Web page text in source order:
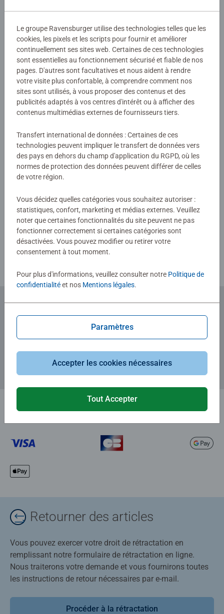
pour les enfants de 0 à 3 ans, nous proposons des
produits adaptés à la petite enfance combinée à
l’expérience de Ravensburger.
Développés avec l'exigence de qualité de Ravensburger,
nos livres et jouets plaisent aux enfants tout en leur
permettant d'apprendre et de découvrir en s'amusant.
Notre approche du jeu nous a amené à définir une gamme
qui répond également aux besoins des parents, et chaque
Détails
Numéro d'article:
13099062
EAN:
9783380990628
ISBN:
978-3-380-99062-8
Avertissements et informations du fabricant
soumise
0/0
Rédiger une évaluation
Consignes d'évaluation
Abonnez-vous à notre newsletter
et recevez un bon d'achat de 5€.
Retourner des articles
Vous pouvez exercer votre droit de rétractation en
remplissant notre formulaire de rétractation en ligne.
Nous traiterons votre demande et vous fournirons toutes
les instructions de retour nécessaires par e-mail.
Procéder à la rétractation
Le groupe Ravensburger utilise des technologies telles que les
cookies, les pixels et les scripts pour fournir et améliorer
continuellement ses sites web. Certaines de ces technologies
sont essentielles au fonctionnement sécurisé et fiable de nos
pages. D'autres sont facultatives et nous aident à rendre
votre visite plus confortable, à comprendre comment nos
sites sont utilisés, à vous proposer des contenus et des
publicités adaptés à vos centres d'intérêt ou à afficher des
contenus multimédias externes de fournisseurs tiers.
Transfert international de données : Certaines de ces
technologies peuvent impliquer le transfert de données vers
des pays en dehors du champ d'application du RGPD, où les
normes de protection des données peuvent différer de celles
de votre région.
Vous décidez quelles catégories vous souhaitez autoriser :
statistiques, confort, marketing et médias externes. Veuillez
noter que certaines fonctionnalités du site peuvent ne pas
fonctionner correctement si certaines catégories sont
désactivées. Vous pouvez modifier ou retirer votre
consentement à tout moment.
Pour plus d'informations, veuillez consulter notre Politique de
confidentialitéet nos Mentions légales.
Paramètres
Accepter les cookies nécessaires
Tout Accepter